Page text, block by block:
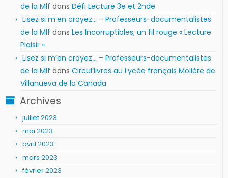
de la Mlf dans Défi Lecture 3e et 2nde
Lisez si m’en croyez… – Professeurs-documentalistes
de la Mlf dans Les Incorruptibles, un fil rouge « Lecture
Plaisir »
Lisez si m’en croyez… – Professeurs-documentalistes
de la Mlf dans Circul’livres au Lycée français Molière de
Villanueva de la Cañada
Archives
juillet 2023
mai 2023
avril 2023
mars 2023
février 2023